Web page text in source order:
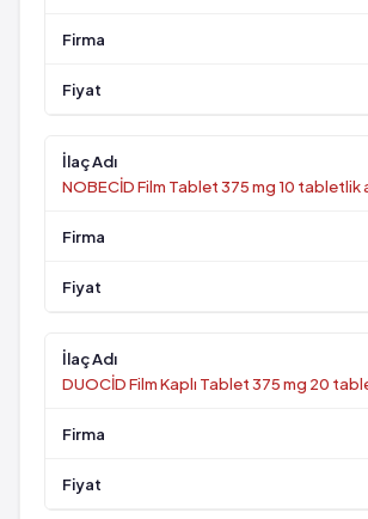
NOBECİD Film Tablet 375 mg 10 tabletlik
DUOCİD Film Kaplı Tablet 375 mg 20